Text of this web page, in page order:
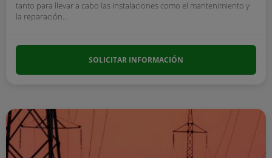
tanto para llevar a cabo las instalaciones como el mantenimiento y
la reparación...
SOLICITAR INFORMACIÓN